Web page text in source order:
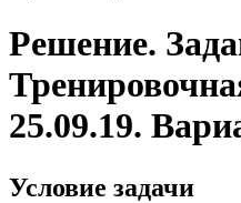
Решение.
25.09.19.
Условие задачи